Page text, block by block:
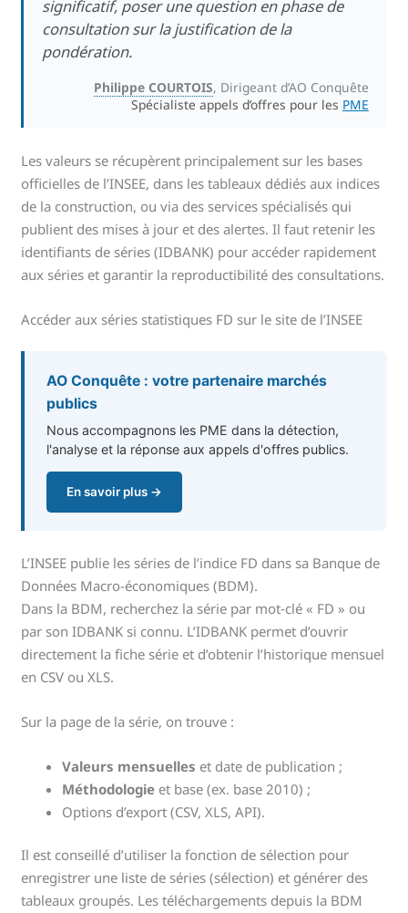
significatif, poser une question en phase de
consultation sur la justification de la
pondération.
Philippe COURTOIS, Dirigeant d’AO Conquête
Spécialiste appels d’offres pour les PME
Les valeurs se récupèrent principalement sur les bases
officielles de l’INSEE, dans les tableaux dédiés aux indices
de la construction, ou via des services spécialisés qui
publient des mises à jour et des alertes. Il faut retenir les
identifiants de séries (IDBANK) pour accéder rapidement
aux séries et garantir la reproductibilité des consultations.
Accéder aux séries statistiques FD sur le site de l’INSEE
AO Conquête : votre partenaire marchés
publics
Nous accompagnons les PME dans la détection,
l'analyse et la réponse aux appels d'offres publics.
En savoir plus →
L’INSEE publie les séries de l’indice FD dans sa Banque de
Données Macro-économiques (BDM).
Dans la BDM, recherchez la série par mot‑clé « FD » ou
par son IDBANK si connu. L’IDBANK permet d’ouvrir
directement la fiche série et d’obtenir l’historique mensuel
en CSV ou XLS.
Sur la page de la série, on trouve :
Valeurs mensuelles et date de publication ;
Méthodologie et base (ex. base 2010) ;
Options d’export (CSV, XLS, API).
Il est conseillé d’utiliser la fonction de sélection pour
enregistrer une liste de séries (sélection) et générer des
tableaux groupés. Les téléchargements depuis la BDM